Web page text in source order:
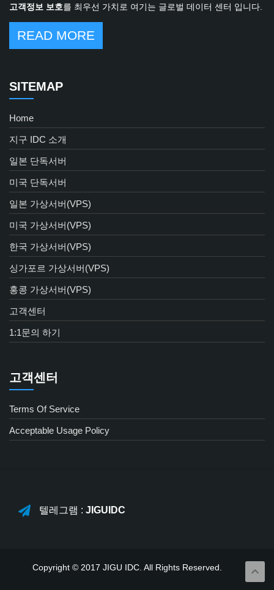
고객정보 보호를 최우선 가치로 여기는 글로벌 데이터 센터 입니다.
READ MORE
SITEMAP
Home
지구 IDC 소개
일본 단독서버
미국 단독서버
일본 가상서버(VPS)
미국 가상서버(VPS)
한국 가상서버(VPS)
싱가포르 가상서버(VPS)
홍콩 가상서버(VPS)
고객센터
1:1문의 하기
고객센터
Terms Of Service
Acceptable Usage Policy
텔레그램 : JIGUIDC
Copyright © 2017 JIGU IDC. All Rights Reserved.